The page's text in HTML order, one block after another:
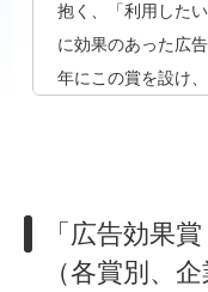
抱く、「利用した
に効果のあった広
年にこの賞を設け
「広告効果
（各賞別、